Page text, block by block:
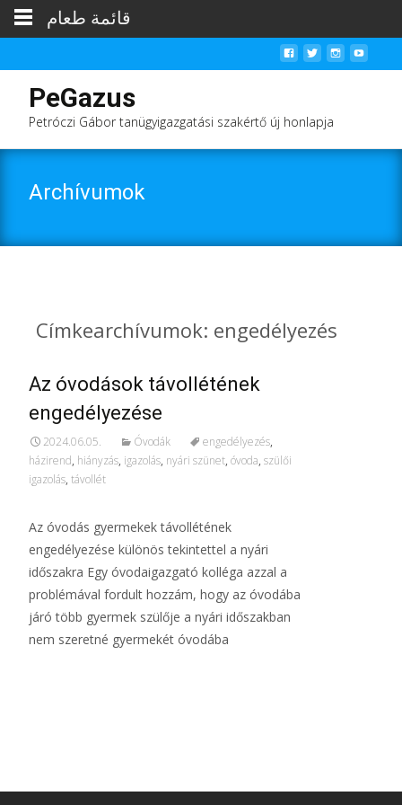
PeGazus
Petróczi Gábor tanügyigazgatási szakértő új honlapja
Archívumok
Címkearchívumok: engedélyezés
Az óvodások távollétének
engedélyezése
2024.06.05. Óvodák engedélyezés,
házirend, hiányzás, igazolás, nyári szünet, óvoda, szülői
igazolás, távollét
Az óvodás gyermekek távollétének
engedélyezése különös tekintettel a nyári
időszakra Egy óvodaigazgató kolléga azzal a
problémával fordult hozzám, hogy az óvodába
járó több gyermek szülője a nyári időszakban
nem szeretné gyermekét óvodába
قائمة طعام